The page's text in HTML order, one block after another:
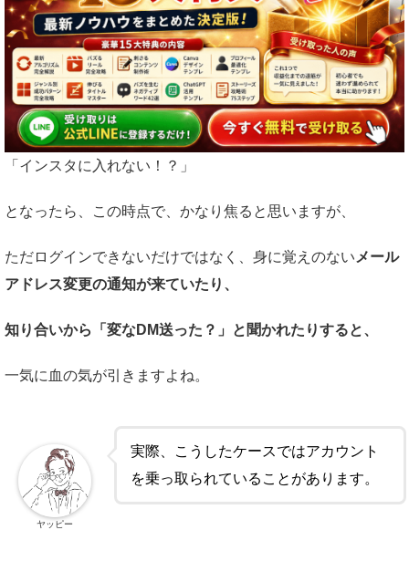
「インスタに入れない！？」
となったら、この時点で、かなり焦ると思いますが、
ただログインできないだけではなく、身に覚えのない メール
アドレス変更の通知が来ていたり、
知り合いから「変なDM送った？」と聞かれたりすると、
一気に血の気が引きますよね。
実際、こうしたケースではアカウント
を乗っ取られていることがあります。
ヤッピー